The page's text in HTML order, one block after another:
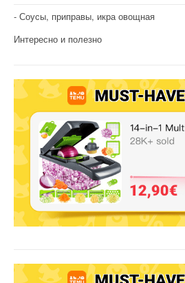
Соусы, приправы, икра овощная
Интересно и полезно